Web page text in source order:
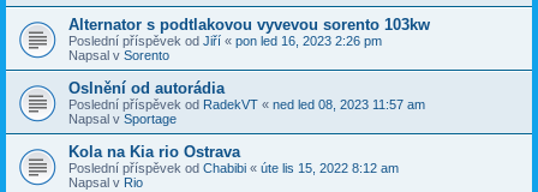
Alternator s podtlakovou vyvevou sorento 103kw
Poslední příspěvek od Jiří « pon led 16, 2023 2:26 pm
Napsal v Sorento
Oslnění od autorádia
Poslední příspěvek od RadekVT « ned led 08, 2023 11:57 am
Napsal v Sportage
Kola na Kia rio Ostrava
Poslední příspěvek od Chabibi « úte lis 15, 2022 8:12 am
Napsal v Rio